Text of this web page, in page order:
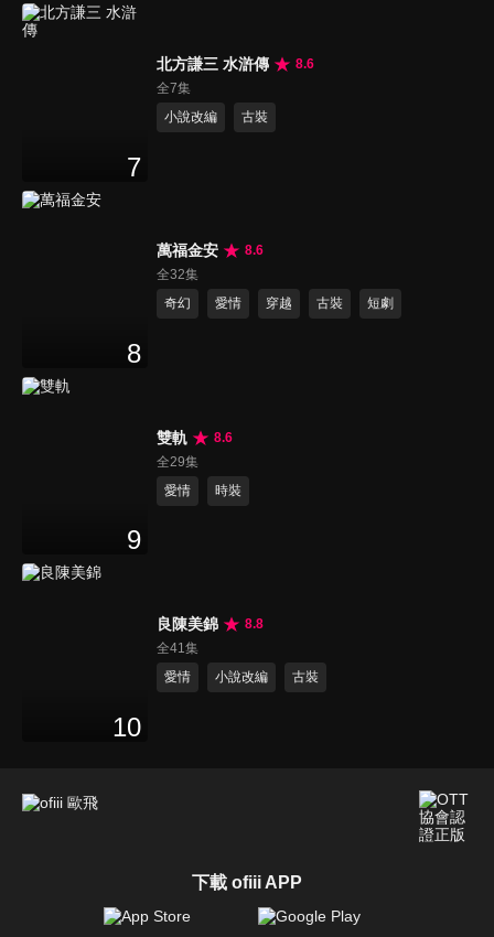
7
北方謙三 水滸傳
8.6
全7集
小說改編
古裝
8
萬福金安
8.6
全32集
奇幻
愛情 穿越 古裝 短劇
9
雙軌
8.6
全29集
愛情
時裝
10
良陳美錦
8.8
全41集
愛情
小說改編 古裝
下載 ofiii APP